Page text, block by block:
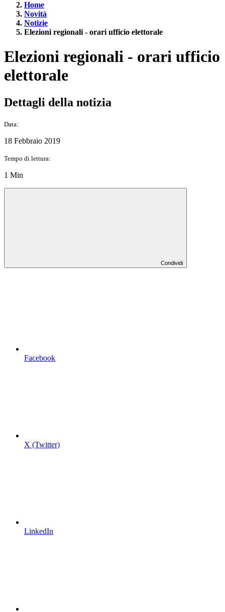
Home
Novità
Notizie
Elezioni regionali - orari ufficio elettorale
Elezioni regionali - orari ufficio
elettorale
Dettagli della notizia
Data:
18 Febbraio 2019
Tempo di lettura:
1 Min
Condividi
Facebook
X (Twitter)
LinkedIn